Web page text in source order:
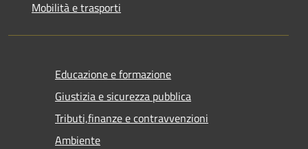
Mobilità e trasporti
Educazione e formazione
Giustizia e sicurezza pubblica
Tributi,finanze e contravvenzioni
Ambiente